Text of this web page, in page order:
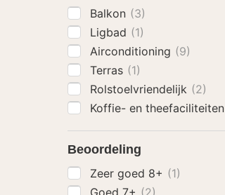
Balkon (3)
Ligbad (1)
Airconditioning (9)
Terras (1)
Rolstoelvriendelijk (2)
Koffie- en theefaciliteiten
Beoordeling
Zeer goed 8+ (1)
Goed 7+ (2)